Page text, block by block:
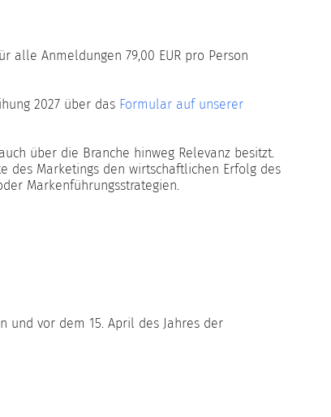
alle Anmeldungen 79,00 EUR pro Person
2027 über das Formular auf unserer
über die Branche hinweg Relevanz besitzt.
des Marketings den wirtschaftlichen Erfolg des
Markenführungsstrategien.
und vor dem 15. April des Jahres der